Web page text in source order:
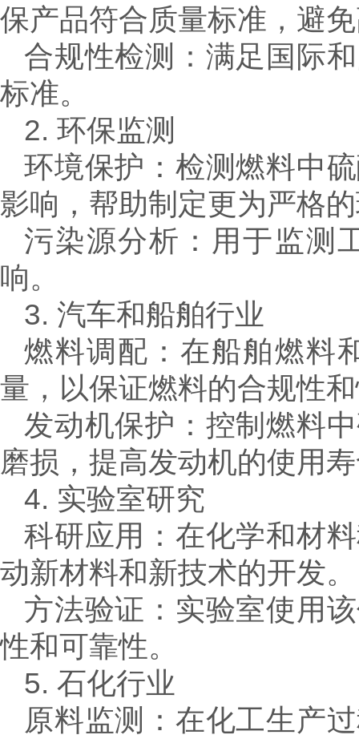
保产品符合质量标准，避
合规性检测：满足国际
标准。
2. 环保监测
环境保护：检测燃料中
影响，帮助制定更为严格
污染源分析：用于监测
响。
3. 汽车和船舶行业
燃料调配：在船舶燃料
量，以保证燃料的合规性
发动机保护：控制燃料
磨损，提高发动机的使用
4. 实验室研究
科研应用：在化学和材
动新材料和新技术的开发。
方法验证：实验室使用
性和可靠性。
5. 石化行业
原料监测：在化工生产